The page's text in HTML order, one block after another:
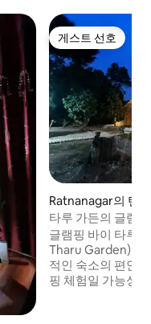
게스트 선호
게스트 선호
Ratnanagar의 텐
타루 가든의 글램핑
글램핑 바이 타루
Tharu Garden) 은
적인 숙소의 편안
핑 체험일 가능성